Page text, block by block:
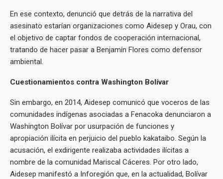
En ese contexto, denunció que detrás de la narrativa del
asesinato estarían organizaciones como Aidesep y Orau, con
el objetivo de captar fondos de cooperación internacional,
tratando de hacer pasar a Benjamín Flores como defensor
ambiental.
Cuestionamientos contra Washington Bolívar
Sin embargo, en 2014, Aidesep comunicó que voceros de las
comunidades indígenas asociadas a Fenacoka denunciaron a
Washington Bolívar por usurpación de funciones y
apropiación ilícita en perjuicio del pueblo kakataibo. Según la
acusación, el exdirigente realizaba actividades ilícitas a
nombre de la comunidad Mariscal Cáceres. Por otro lado,
Aidesep manifestó a Inforegión que, en la actualidad, Bolívar